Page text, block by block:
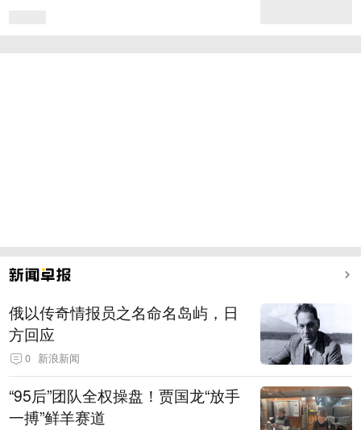
俄以传奇情报员之名命名岛屿，日
方回应
0 新浪新闻
“95后”团队全权操盘！贾国龙“放手
一搏”鲜羊赛道